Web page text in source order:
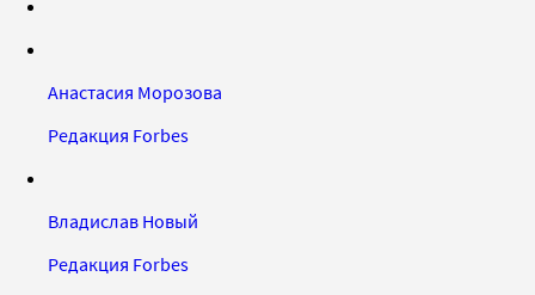
Анастасия Морозова
Редакция Forbes
Владислав Новый
Редакция Forbes